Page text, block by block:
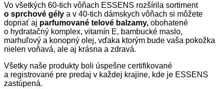
Vo všetkých 60-tich vôňach ESSENS rozšírila sortiment
o sprchové gély a v 40-tich dámskych vôňach si môžete
dopriať aj parfumované telové balzamy, obohatené
o hydratačný komplex, vitamín E, bambucké maslo,
marhuľový a konopný olej, vďaka ktorým bude vaša pokožka
nielen voňavá, ale aj krásna a zdravá.
Všetky naše produkty boli úspešne certifikované
a registrované pre predaj v každej krajine, kde je ESSENS
zastúpená.